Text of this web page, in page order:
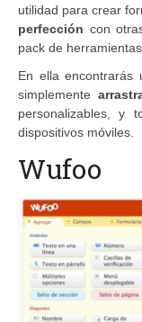
utilidad para crear
perfección con
pack de
En ella encontrarás
simplemente
personalizables, y
dispositivos móviles.
Wufoo